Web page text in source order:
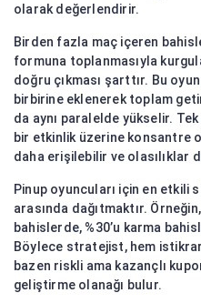
olarak değerlendirir.
Birden fazla maç içeren
formuna toplanmasıyla
doğru çıkması şarttır. Bu
birbirine eklenerek toplam
da aynı paralelde yükselir.
bir etkinlik üzerine konsantre
daha erişilebilir ve olasılıklar
Pinup oyuncuları için en etkili
arasında dağıtmaktır.
bahislerde, %30’u karma
Böylece stratejist, hem
bazen riskli ama kazançlı
geliştirme olanağı bulur.